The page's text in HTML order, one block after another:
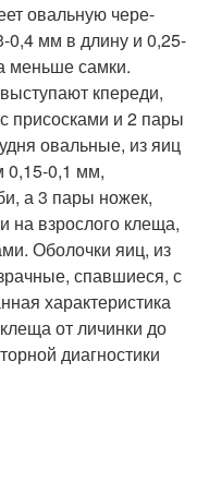
овальную чере-
мм в длину и 0,25-
меньше самки.
кпереди,
присосками и 2 пары
овальные, из яиц
0,15-0,1 мм,
а 3 пары ножек,
взрослого клеща,
Оболочки яиц, из
спавшиеся, с
характеристика
от личинки до
диагностики